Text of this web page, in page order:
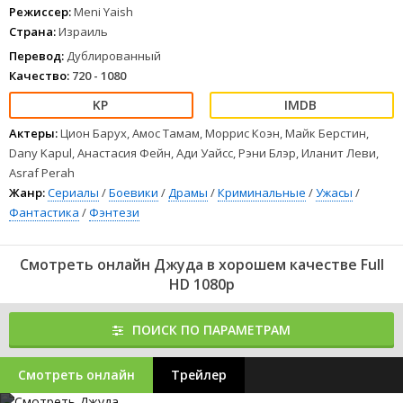
Режиссер:Meni Yaish
Страна:Израиль
Перевод: Дублированный
Качество: 720 - 1080
Актеры:Цион Барух, Амос Тамам, Моррис Коэн, Майк Берстин,
Dany Kapul, Анастасия Фейн, Ади Уайсс, Рэни Блэр, Иланит Леви,
Asraf Perah
Жанр:Сериалы /Боевики /Драмы /Криминальные /Ужасы /
Фантастика /Фэнтези
Смотреть онлайн Джуда в хорошем качестве Full
HD 1080p
ПОИСК ПО ПАРАМЕТРАМ
Смотреть онлайн Трейлер